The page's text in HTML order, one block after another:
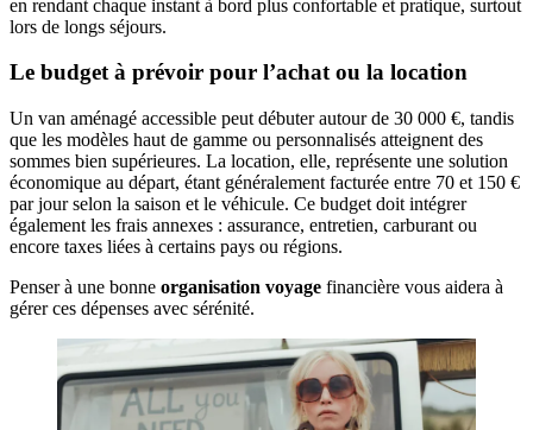
en rendant chaque instant à bord plus confortable et pratique, surtout
lors de longs séjours.
Le budget à prévoir pour l’achat ou la location
Un van aménagé accessible peut débuter autour de 30 000 €, tandis
que les modèles haut de gamme ou personnalisés atteignent des
sommes bien supérieures. La location, elle, représente une solution
économique au départ, étant généralement facturée entre 70 et 150 €
par jour selon la saison et le véhicule. Ce budget doit intégrer
également les frais annexes : assurance, entretien, carburant ou
encore taxes liées à certains pays ou régions.
Penser à une bonne organisation voyage financière vous aidera à
gérer ces dépenses avec sérénité.